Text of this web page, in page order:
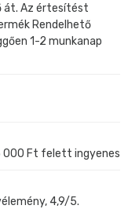
át. Az értesítést
Rendelhető
1-2 munkanap
000 Ft felett ingyenes
4,9/5.